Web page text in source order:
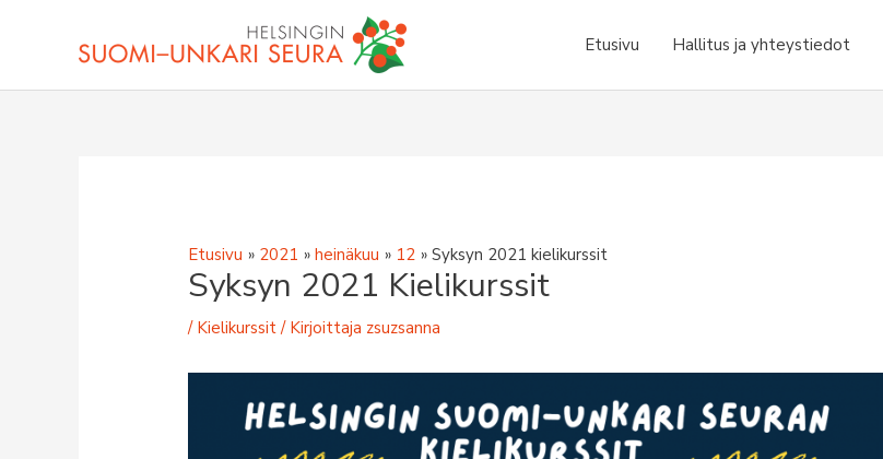
Etusivu Hallitus ja yhteystiedot
Etusivu 2021 heinäkuu 12 Syksyn 2021 kielikurssit
Syksyn 2021 Kielikurssit
/ Kielikurssit/ Kirjoittaja zsuzsanna